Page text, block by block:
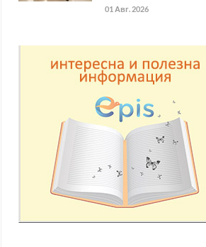
01 Авг. 2026